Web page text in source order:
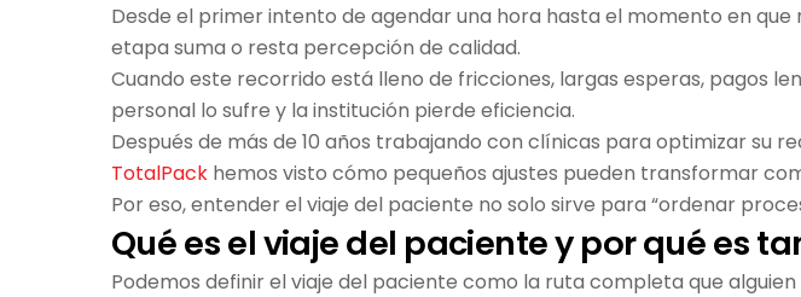
Desde el primer intento de agendar una hora hasta el momento en
etapa suma o resta percepción de calidad.
Cuando este recorrido está lleno de fricciones, largas esperas, pagos
personal lo sufre y la institución pierde eficiencia.
Después de más de 10 años trabajando con clínicas para optimizar su
TotalPack hemos visto cómo pequeños ajustes pueden transformar
Por eso, entender el viaje del paciente no solo sirve para “ordenar
Qué es el viaje del paciente y por qué es
Podemos definir el viaje del paciente como la ruta completa que